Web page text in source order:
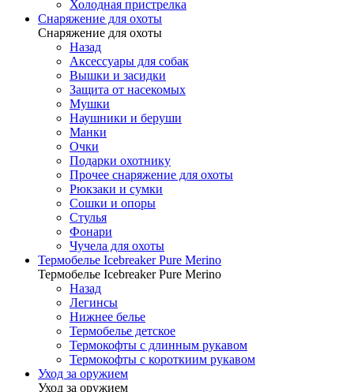
Холодная пристрелка
Снаряжение для охоты
Снаряжение для охоты
Назад
Аксессуары для собак
Вышки и засидки
Защита от насекомых
Мушки
Наушники и беруши
Манки
Очки
Подарки охотнику
Прочее снаряжение для охоты
Рюкзаки и сумки
Сошки и опоры
Стулья
Фонари
Чучела для охоты
Термобелье Icebreaker Pure Merino
Термобелье Icebreaker Pure Merino
Назад
Легинсы
Нижнее белье
Термобелье детское
Термокофты с длинным рукавом
Термокофты с короткиим рукавом
Уход за оружием
Уход за оружием